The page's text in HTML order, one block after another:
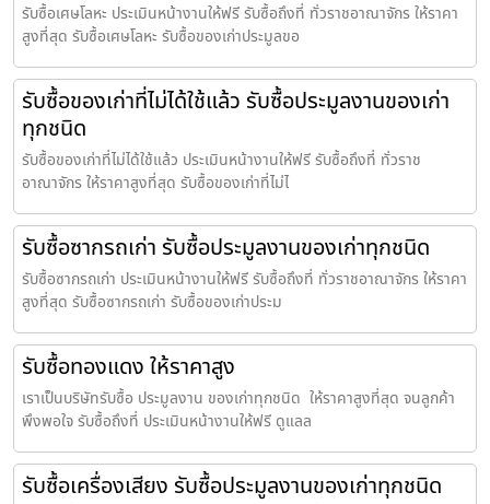
รับซื้อเศษโลหะ ประเมินหน้างานให้ฟรี รับซื้อถึงที่ ทั่วราชอาณาจักร ให้ราคา
สูงที่สุด รับซื้อเศษโลหะ รับซื้อของเก่าประมูลขอ
รับซื้อของเก่าที่ไม่ได้ใช้แล้ว รับซื้อประมูลงานของเก่า
ทุกชนิด
รับซื้อของเก่าที่ไม่ได้ใช้แล้ว ประเมินหน้างานให้ฟรี รับซื้อถึงที่ ทั่วราช
อาณาจักร ให้ราคาสูงที่สุด รับซื้อของเก่าที่ไม่ไ
รับซื้อซากรถเก่า รับซื้อประมูลงานของเก่าทุกชนิด
รับซื้อซากรถเก่า ประเมินหน้างานให้ฟรี รับซื้อถึงที่ ทั่วราชอาณาจักร ให้ราคา
สูงที่สุด รับซื้อซากรถเก่า รับซื้อของเก่าประม
รับซื้อทองแดง ให้ราคาสูง
เราเป็นบริษัทรับซื้อ ประมูลงาน ของเก่าทุกชนิด ให้ราคาสูงที่สุด จนลูกค้า
พึงพอใจ รับซื้อถึงที่ ประเมินหน้างานให้ฟรี ดูแลล
รับซื้อเครื่องเสียง รับซื้อประมูลงานของเก่าทุกชนิด